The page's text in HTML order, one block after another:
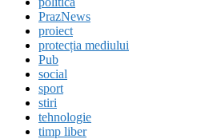
PrazNews
proiect
protecția mediului
Pub
social
sport
stiri
tehnologie
timp liber